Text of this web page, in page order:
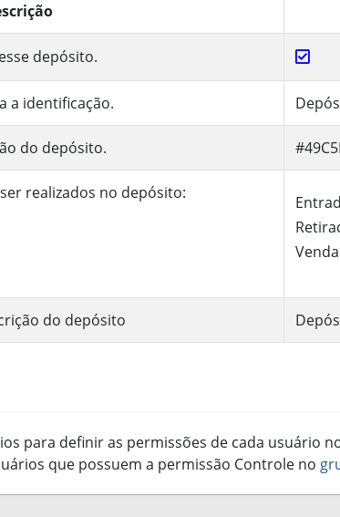
depósito.
a identificação.
do depósito.
realizados no depósito:
Venda
do depósito
para definir as permissões de cada usuário
que possuem a permissão Controle no